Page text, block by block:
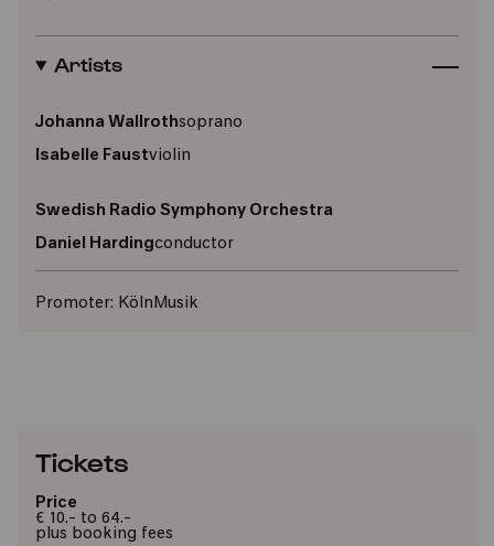
Artists
Johanna Wallrothsoprano
Isabelle Faustviolin
Swedish Radio Symphony Orchestra
Daniel Hardingconductor
Promoter: KölnMusik
Tickets
Price
€ 10.- to 64.-
plus booking fees